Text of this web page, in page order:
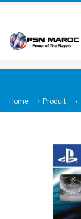
Home —› Produit —›